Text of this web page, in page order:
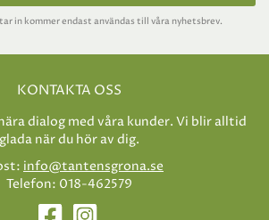
in kommer endast användas till våra nyhetsbrev.
KONTAKTA OSS
dialog med våra kunder. Vi blir alltid
glada när du hör av dig.
info@tantensgrona.se
Telefon: 018-462579